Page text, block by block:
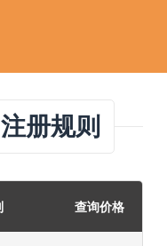
册规则
查询价格